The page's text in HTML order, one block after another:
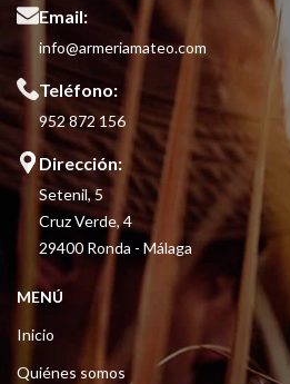
Email:
info@armeriamateo.com
Teléfono:
952 872 156
Dirección:
Setenil, 5
Cruz Verde, 4
29400 Ronda - Málaga
MENÚ
Inicio
Quiénes somos